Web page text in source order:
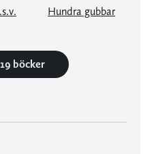
Hundra gubbar
böcker